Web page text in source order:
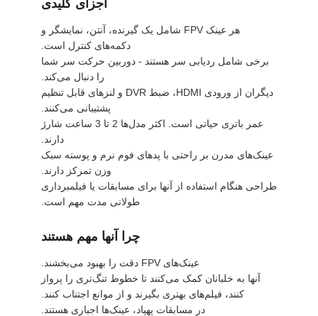
اجزای کلیدی
هر عینک FPV شامل یک گیرنده، آنتن، نمایشگر و
دکمه‌های کنترل است.
برخی شامل ردیابی سر هستند - دوربین حرکت سر شما
را دنبال می‌کند.
دیگران از ورودی HDMI، ضبط DVR و لنزهای قابل تنظیم
پشتیبانی می‌کنند.
عمر باتری حیاتی است. اکثر مدل‌ها 2 تا 3 ساعت شارژ
دارند.
عینک‌های مدرن بر راحتی با پدهای فوم نرم و پوسته سبک
وزن تمرکز دارند.
طراحی هنگام استفاده از آنها برای مسابقات یا فیلمبرداری
طولانی مدت مهم است.
چرا آنها مهم هستند
عینک‌های FPV دقت را بهبود می‌بخشند.
آنها به خلبانان کمک می‌کنند تا خطوط تنگ‌تری را پرواز
کنند، فیلم‌های بهتری بگیرند و از موانع اجتناب کنند.
در مسابقات پهپاد، عینک‌ها اجباری هستند.